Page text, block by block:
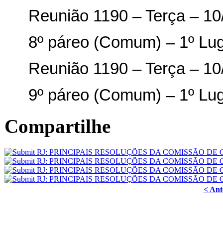
Reunião 1190 – Terça –
8º páreo (Comum) – 1º
Reunião 1190 – Terça –
9º páreo (Comum) – 1º
Compartilhe
<